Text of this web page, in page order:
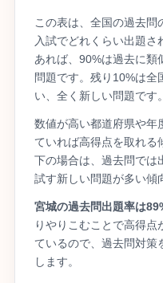
この表は、全国の過去
入試でどれくらい出題
あれば、90%は過去に類
問題です。残り10%は全
い、全く新しい問題です。
数値が高い都道府県や年
ていれば高得点を取れる
下の場合は、過去問では
試す新しい問題が多い傾
宮城の過去問出題率は
りやりこむことで高得点
ているので、過去問対策
します。